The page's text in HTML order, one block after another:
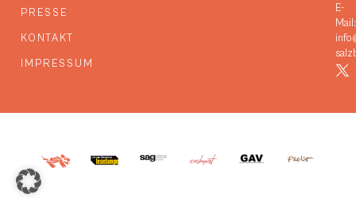
PRESSE
KONTAKT
IMPRESSUM
E-
Mail: